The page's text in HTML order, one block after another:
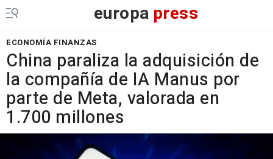
europa press
ECONOMÍA FINANZAS
China paraliza la adquisición de
la compañía de IA Manus por
parte de Meta, valorada en
1.700 millones